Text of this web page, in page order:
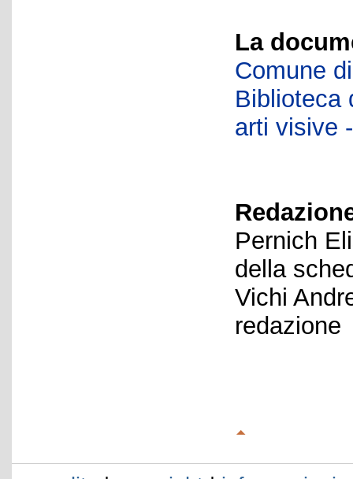
La
Comune
Biblioteca
arti visive
Pernich
della
Vichi
redazione